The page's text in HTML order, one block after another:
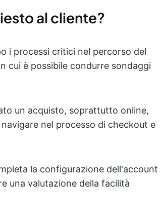
al cliente?
i processi critici nel percorso del
cui è possibile condurre sondaggi
un acquisto, soprattutto online,
nel processo di checkout e
la configurazione dell'account
una valutazione della facilità